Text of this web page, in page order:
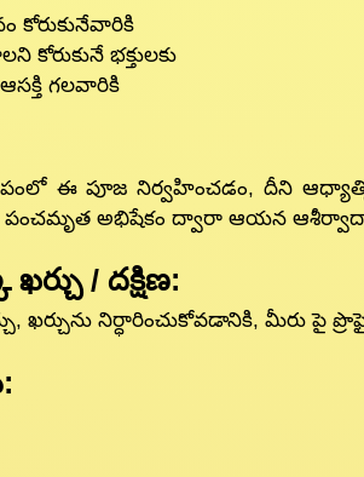
కోరుకునేవారికి
కోరుకునే భక్తులకు
గలవారికి
ఈ పూజ నిర్వహించడం, దీని
అభిషేకం ద్వారా ఆయన
/ దక్షిణ:
ఖర్చును నిర్ధారించుకోవడానికి, మీరు పై